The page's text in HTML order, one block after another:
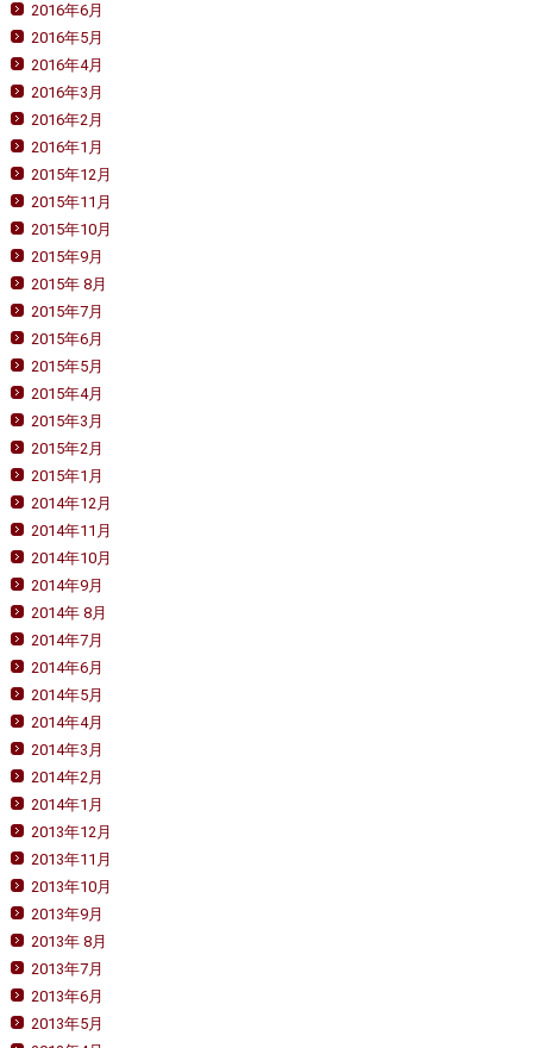
2016年6月
2016年5月
2016年4月
2016年3月
2016年2月
2016年1月
2015年12月
2015年11月
2015年10月
2015年9月
2015年 8月
2015年7月
2015年6月
2015年5月
2015年4月
2015年3月
2015年2月
2015年1月
2014年12月
2014年11月
2014年10月
2014年9月
2014年 8月
2014年7月
2014年6月
2014年5月
2014年4月
2014年3月
2014年2月
2014年1月
2013年12月
2013年11月
2013年10月
2013年9月
2013年 8月
2013年7月
2013年6月
2013年5月